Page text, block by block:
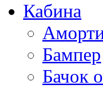
Кабина
Бампер
Бачок